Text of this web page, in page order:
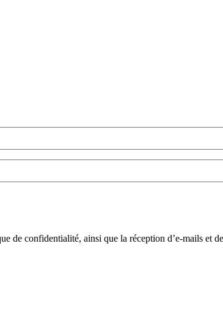
de confidentialité, ainsi que la réception d’e-mails et